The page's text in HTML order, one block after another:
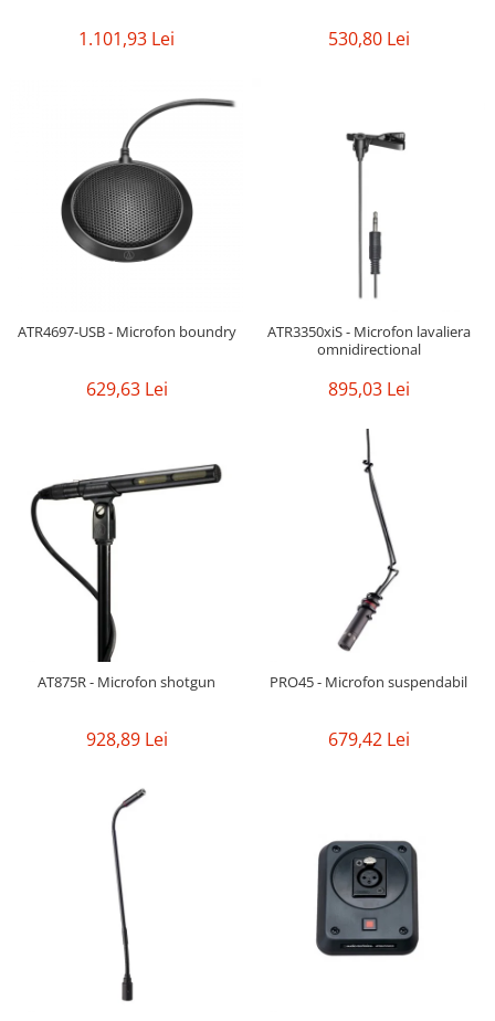
1.101,93 Lei 530,80 Lei
ATR4697-USB - Microfon boundry
629,63 Lei
ATR3350xiS - Microfon lavaliera
omnidirectional
895,03 Lei
AT875R - Microfon shotgun
928,89 Lei
PRO45 - Microfon suspendabil
679,42 Lei